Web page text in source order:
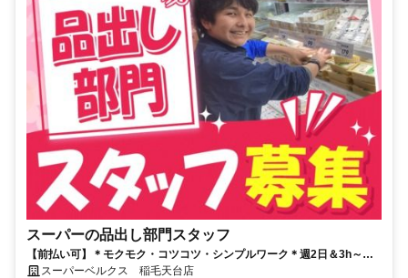
スーパーの品出し部門スタッフ
【前払い可】＊モクモク・コツコツ・シンプルワーク＊週2日＆3h～シ
フト相談OK！扶養内でも働けます♪
スーパーベルクス 稲毛天台店